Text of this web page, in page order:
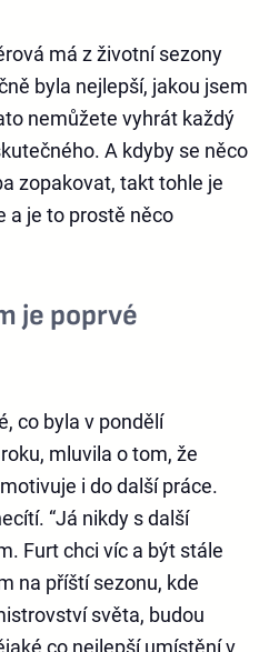
má z životní sezony
byla nejlepší, jakou jsem
nemůžete vyhrát každý
A kdyby se něco
zopakovat, takt tohle je
a je to prostě něco
je poprvé
co byla v pondělí
mluvila o tom, že
i do další práce.
“Já nikdy s další
Furt chci víc a být stále
na příští sezonu, kde
světa, budou
co nejlepší umístění v